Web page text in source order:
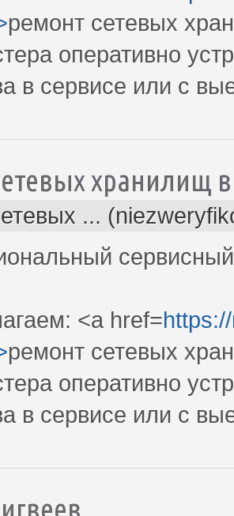
ремонт сетевых
оперативно
в сервисе или с
хранилищ
...
<a href=
ремонт сетевых
оперативно
в сервисе или с